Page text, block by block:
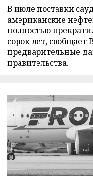
В июле поставки
американские
полностью
сорок лет, сообщает
предварительные
правительства.